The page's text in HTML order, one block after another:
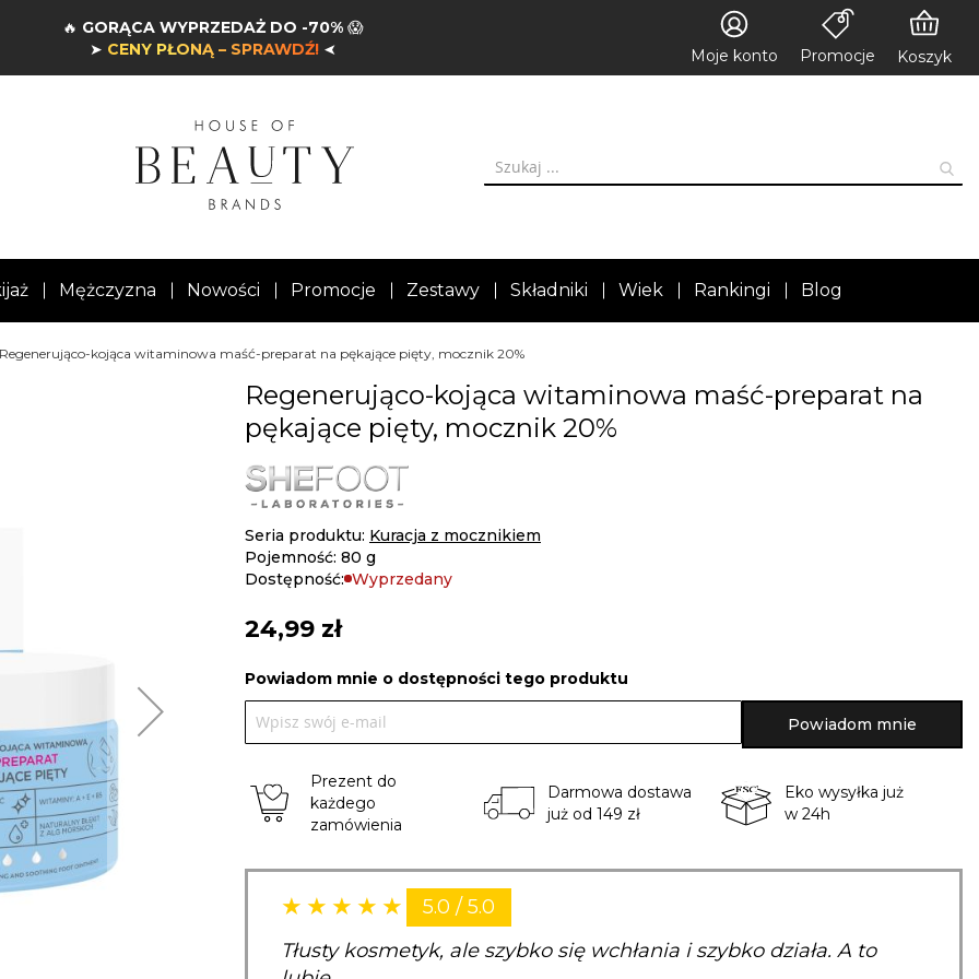
🔥 GORĄCA WYPRZEDAŻ DO -70%😱
➤ CENY PŁONĄ – SPRAWDŹ! ➤ Moje konto Promocje Koszyk
Mężczyzna Nowości Promocje Zestawy Składniki Wiek Rankingi Blog
Regenerująco-kojąca witaminowa maść-preparat na pękające pięty, mocznik 20%
Regenerująco-kojąca witaminowa maść-preparat na
pękające pięty, mocznik 20%
Seria produktu: Kuracja z mocznikiem
Pojemność: 80 g
Dostępność: Wyprzedany
24,99 zł
Powiadom mnie o dostępności tego produktu
Powiadom mnie
Prezent do
każdego
zamówienia
Darmowa dostawa
już od 149 zł
Eko wysyłka już
w 24h
5.0 / 5.0
Tłusty kosmetyk, ale szybko się wchłania i szybko działa. A to